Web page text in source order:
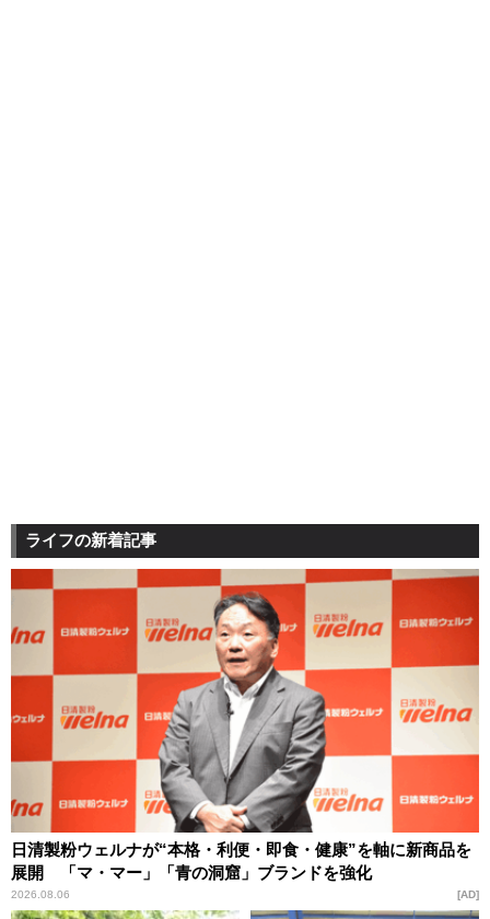
ライフの新着記事
日清製粉ウェルナが“本格・利便・即食・健康”を軸に新商品を
展開 「マ・マー」「青の洞窟」ブランドを強化
2026.08.06 AD